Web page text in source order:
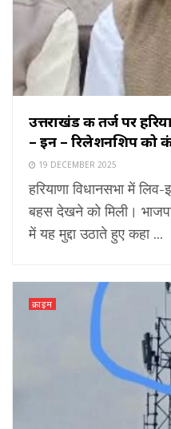
उत्तराखंड की तर्ज पर
– इन – रिलेशनशिप को
19 DECEMBER 2025
हरियाणा विधानसभा में
बहस देखने को मिली।
में यह मुद्दा उठाते हुए कहा ...
क्राइम